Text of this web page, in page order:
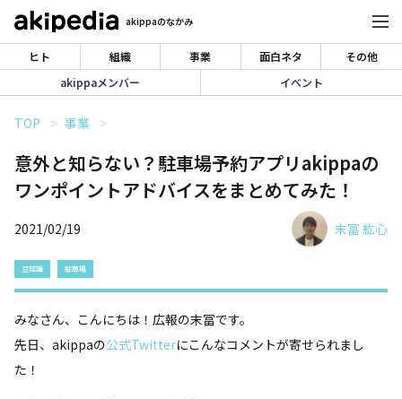
akippaのなかみ
ヒト 組織 事業 面白ネタ
その他
akippaメンバー
イベント
TOP 事業
意外と知らない？駐車場予約アプリakippaの
ワンポイントアドバイスをまとめてみた！
2021/02/19 末冨 紘心
豆知識 駐車場
みなさん、こんにちは！広報の末冨です。
先日、akippaの公式Twitterにこんなコメントが寄せられまし
た！